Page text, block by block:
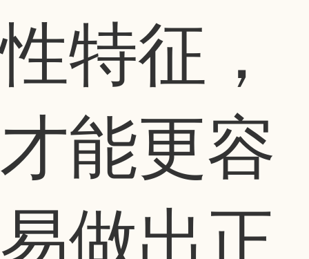
性特征，
才能更容
易做出正